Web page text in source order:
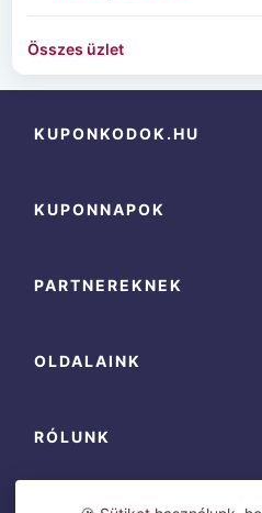
Összes üzlet
KUPONKODOK.HU
KUPONNAPOK
PARTNEREKNEK
OLDALAINK
RÓLUNK